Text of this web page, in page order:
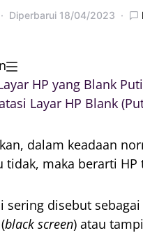
Diperbarui 18/04/2023
HP yang Blank
Layar HP Blank
dalam keadaan
tidak, maka berarti
sering disebut
black screen) atau